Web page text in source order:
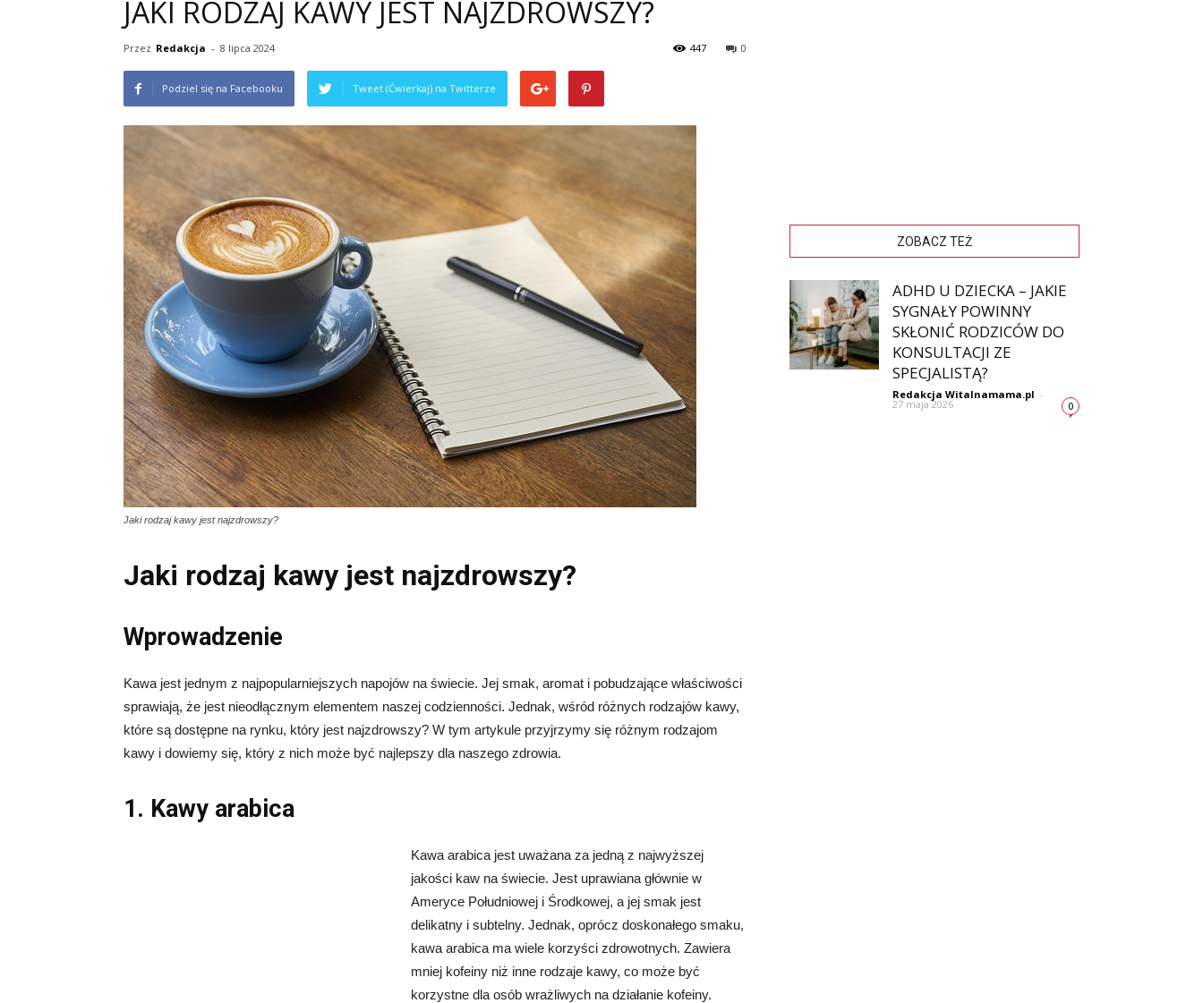
JAKI RODZAJ KAWY JEST NAJZDROWSZY?
Przez Redakcja - 8 lipca 2024 0
447
Podziel się na Facebooku Tweet (Ćwierkaj) na Twitterze
Jaki rodzaj kawy jest najzdrowszy?
Jaki rodzaj kawy jest najzdrowszy?
Wprowadzenie
Kawa jest jednym z najpopularniejszych napojów na świecie. Jej smak, aromat i pobudzające właściwości
sprawiają, że jest nieodłącznym elementem naszej codzienności. Jednak, wśród różnych rodzajów kawy,
które są dostępne na rynku, który jest najzdrowszy? W tym artykule przyjrzymy się różnym rodzajom
kawy i dowiemy się, który z nich może być najlepszy dla naszego zdrowia.
1. Kawy arabica
Kawa arabica jest uważana za jedną z najwyższej
jakości kaw na świecie. Jest uprawiana głównie w
Ameryce Południowej i Środkowej, a jej smak jest
delikatny i subtelny. Jednak, oprócz doskonałego smaku,
kawa arabica ma wiele korzyści zdrowotnych. Zawiera
mniej kofeiny niż inne rodzaje kawy, co może być
korzystne dla osób wrażliwych na działanie kofeiny.
ZOBACZ TEŻ
ADHD U DZIECKA – JAKIE
SYGNAŁY POWINNY
SKŁONIĆ RODZICÓW DO
KONSULTACJI ZE
SPECJALISTĄ?
Redakcja Witalnamama.pl -
27 maja 2026 0